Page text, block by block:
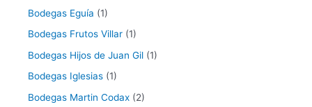
Bodegas Eguía (1)
Bodegas Frutos Villar (1)
Bodegas Hijos de Juan Gil (1)
Bodegas Iglesias (1)
Bodegas Martin Codax (2)